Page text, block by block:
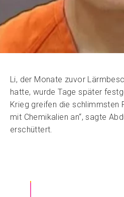
Li, der Monate zuvor
hatte, wurde Tage später
Krieg greifen die schlimmsten
mit Chemikalien an“, sagte
erschüttert.